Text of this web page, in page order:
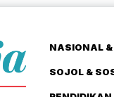
NASIONAL
SOJOL &